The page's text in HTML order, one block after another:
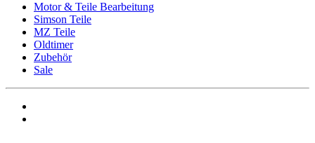
Motor & Teile Bearbeitung
Simson Teile
MZ Teile
Oldtimer
Zubehör
Sale